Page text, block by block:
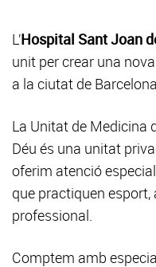
L’Hospital Sant Joan
unit per crear una
a la ciutat de Barcelona.
La Unitat de Medicina
Déu és una unitat
oferim atenció
que practiquen
professional.
Comptem amb